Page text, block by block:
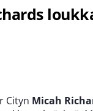
Cityn Micah